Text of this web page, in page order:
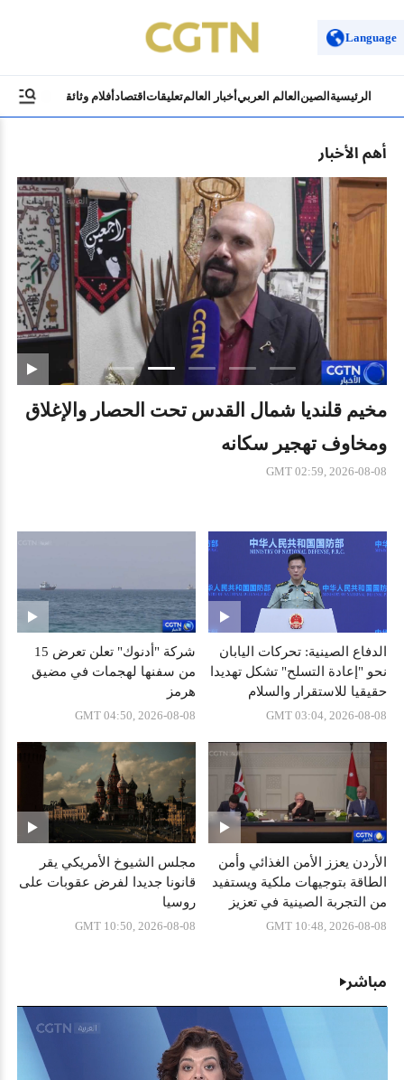
Language
الرئيسية الصين العالم العربيأخبار العالمتعليقات اقتصادأفلام وثائقية ثقافة
أهم الأخبار
إسبانيا تعلن استئناف إجراءات تفتيش الحدود
المؤقتة للركاب القادمين من إيطاليا
GMT 10:51, 2026-08-08
مباشر
الدفاع الصينية: تحركات اليابان
نحو "إعادة التسلح" تشكل تهديدا
حقيقيا للاستقرار والسلام
الإقليمي
GMT 03:04, 2026-08-08
شركة "أدنوك" تعلن تعرض 15
من سفنها لهجمات في مضيق
هرمز
GMT 04:50, 2026-08-08
الأردن يعزز الأمن الغذائي وأمن
الطاقة بتوجيهات ملكية ويستفيد
من التجربة الصينية في تعزيز
الأمن الاستراتيجي
GMT 10:48, 2026-08-08
مجلس الشيوخ الأمريكي يقر
قانونا جديدا لفرض عقوبات على
روسيا
GMT 10:50, 2026-08-08